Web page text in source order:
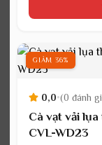
GIẢM 36%
0,0•(0 đánh
Cà vạt vải
CVL-WD23